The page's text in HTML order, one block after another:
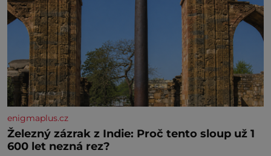
enigmaplus.cz
Železný zázrak z Indie: Proč tento sloup už 1
600 let nezná rez?